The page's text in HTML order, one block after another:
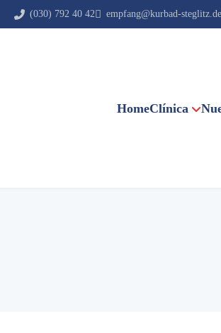
(030) 792 40 42 empfang@kurbad-steglitz.de
HomeClínica